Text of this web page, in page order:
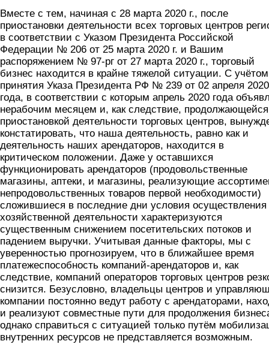
Вместе с тем, начиная с 28 марта 2020 г., после
приостановки деятельности всех торговых центров
в соответствии с Указом Президента Российской
Федерации № 206 от 25 марта 2020 г. и Вашим
распоряжением № 97-рг от 27 марта 2020 г., торговый
бизнес находится в крайне тяжелой ситуации. С учётом
принятия Указа Президента РФ № 239 от 02 апреля 2020
года, в соответствии с которым апрель 2020 года
нерабочим месяцем и, как следствие, продолжающейся
приостановкой деятельности торговых центров,
констатировать, что наша деятельность, равно как и
деятельность наших арендаторов, находится в
критическом положении. Даже у оставшихся
функционировать арендаторов (продовольственные
магазины, аптеки, и магазины, реализующие
непродовольственных товаров первой необходимости)
сложившиеся в последние дни условия осуществления
хозяйственной деятельности характеризуются
существенным снижением посетительских потоков и
падением выручки. Учитывая данные факторы, мы с
уверенностью прогнозируем, что в ближайшее время
платежеспособность компаний-арендаторов и, как
следствие, компаний операторов торговых центров
снизится. Безусловно, владельцы центров и
компании постоянно ведут работу с арендаторами,
и реализуют совместные пути для продолжения
однако справиться с ситуацией только путём
внутренних ресурсов не представляется возможным.